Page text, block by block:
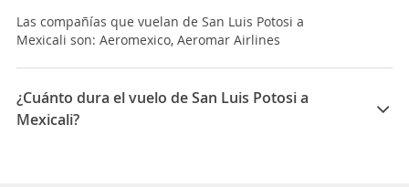
Las compañías que vuelan de San Luis Potosi a
Mexicali son: Aeromexico, Aeromar Airlines
¿Cuánto dura el vuelo de San Luis Potosi a
Mexicali?